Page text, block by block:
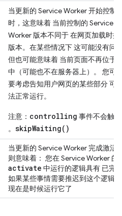
当更新的 Service Worker 开始控制
时，这意味着 当前控制的 Service
Worker 版本不同于 在网页加载时控
版本。在某些情况下 这可能没有问
但也可能意味着 当前页面不再位于
中（可能也不在服务器上）。 您可
要考虑告知用户网页的某些部分 可
法正常运行。
注意 ： controlling 事件不会触发
。 skipWaiting()
当更新的 Service Worker 完成激活
则意味着： 您在 Service Worker 的
activate 中运行的逻辑具有 已完
如果某些事情需要推迟到这个逻辑
现在是时候运行它了